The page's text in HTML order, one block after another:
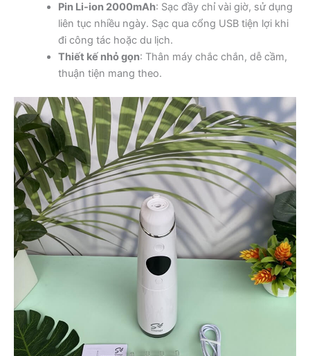
Pin Li-ion 2000mAh: Sạc đầy chỉ vài giờ, sử dụng
liên tục nhiều ngày. Sạc qua cổng USB tiện lợi khi
đi công tác hoặc du lịch.
Thiết kế nhỏ gọn: Thân máy chắc chắn, dễ cầm,
thuận tiện mang theo.